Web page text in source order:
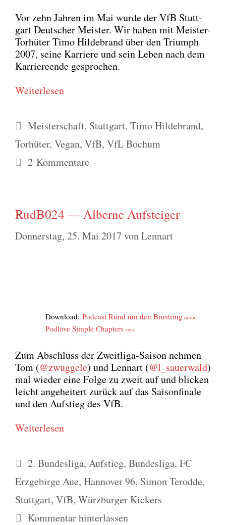
Vor zehn Jah­ren im Mai wur­de der VfB Stutt­
gart Deut­scher Meis­ter. Wir haben mit Meis­ter-
Tor­hü­ter Timo Hil­de­brand über den Tri­umph
2007, sei­ne Kar­rie­re und sein Leben nach dem
Kar­rie­re­en­de gespro­chen.
Wei­ter­le­sen
Schlagwörter
Meisterschaft, Stuttgart, Timo Hildebrand,
Torhüter, Vegan, VfB, VfL Bochum
2 Kommentare
RudB024 — Alberne Aufsteiger
Donnerstag, 25. Mai 2017 vonLennart
Down­load: Pod­cast Rund um den Brust­ring 64 MB
Pod­l­ove Simp­le Chap­ters 738 B
Zum Abschluss der Zweit­li­ga-Sai­son neh­men
Tom (@zwuggele) und Lenn­art (@l_sauerwald)
mal wie­der eine Fol­ge zu zweit auf und bli­cken
leicht ange­hei­tert zurück auf das Sai­son­fi­na­le
und den Auf­stieg des VfB.
Wei­ter­le­sen
Schlagwörter
2. Bundesliga, Aufstieg, Bundesliga, FC
Erzgebirge Aue, Hannover 96, Simon Terodde,
Stuttgart, VfB, Würzburger Kickers
Kommentar hinterlassen